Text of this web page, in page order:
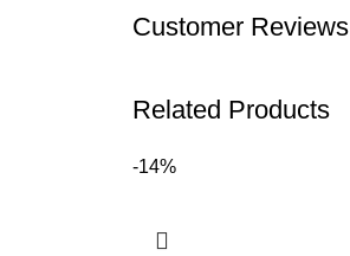
Customer Reviews
Related Products
-14%